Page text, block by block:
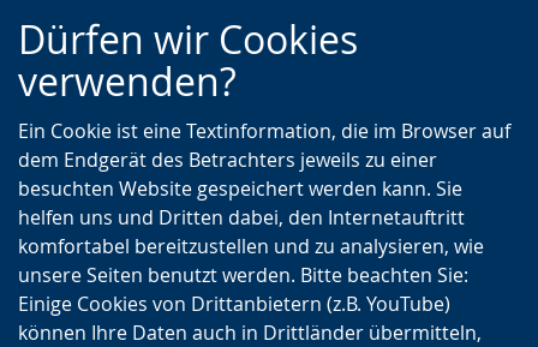
Zur
Hauptnavigation
Zur
Seitennavigation
Zum
Inhalt
Dürfen wir Cookies
verwenden?
Ein Cookie ist eine Textinformation, die im Browser auf
dem Endgerät des Betrachters jeweils zu einer
besuchten Website gespeichert werden kann. Sie
helfen uns und Dritten dabei, den Internetauftritt
komfortabel bereitzustellen und zu analysieren, wie
unsere Seiten benutzt werden. Bitte beachten Sie:
Einige Cookies von Drittanbietern (z.B. YouTube)
können Ihre Daten auch in Drittländer übermitteln,